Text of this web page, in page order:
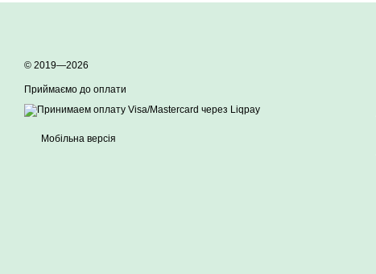
© 2019—2026
Приймаємо до оплати
Мобільна версія